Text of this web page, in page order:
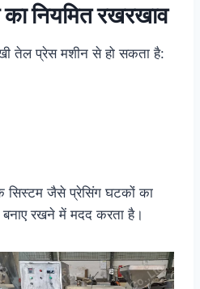
नियमित रखरखाव
तेल प्रेस मशीन से हो सकता है:
सिस्टम जैसे प्रेसिंग घटकों का
बनाए रखने में मदद करता है।